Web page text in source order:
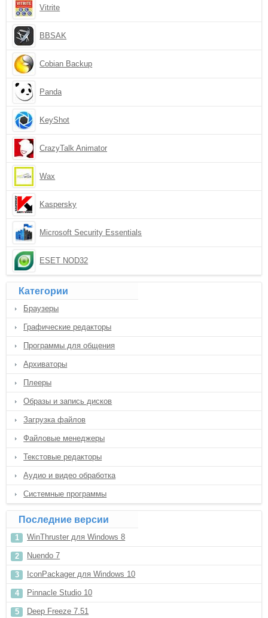
Vitrite
BBSAK
Cobian Backup
Panda
KeyShot
CrazyTalk Animator
Wax
Kaspersky
Microsoft Security Essentials
ESET NOD32
Категории
Браузеры
Графические редакторы
Программы для общения
Архиваторы
Плееры
Образы и запись дисков
Загрузка файлов
Файловые менеджеры
Текстовые редакторы
Аудио и видео обработка
Системные программы
Последние версии
WinThruster для Windows 8
Nuendo 7
IconPackager для Windows 10
Pinnacle Studio 10
Deep Freeze 7.51